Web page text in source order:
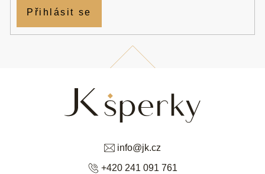
info@jk.cz
+420 241 091 761
Přihlásit se